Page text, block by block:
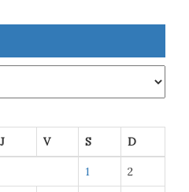
J V S D
1 2